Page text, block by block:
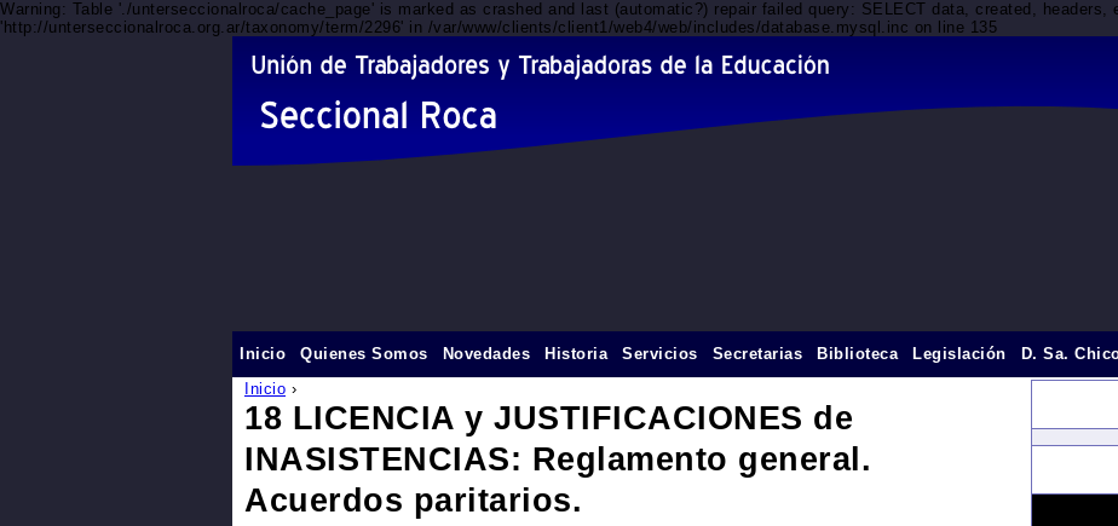
Warning: Table './unterseccionalroca/cache_page' is marked as crashed and last (automatic?) repair failed query: SELECT data, created,
'http://unterseccionalroca.org.ar/taxonomy/term/2296' in /var/www/clients/client1/web4/web/includes/database.mysql.inc on line 135
Inicio ›
18 LICENCIA y JUSTIFICACIONES de
INASISTENCIAS: Reglamento general.
Acuerdos paritarios.
Inicio Quienes Somos Novedades Historia Servicios Secretarias Biblioteca Legislación D. Sa.